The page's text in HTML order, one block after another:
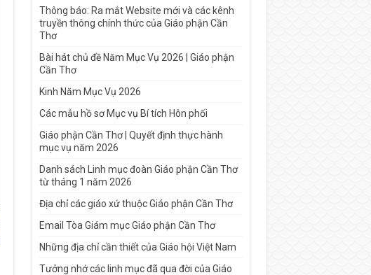
Thông báo: Ra mắt Website mới và các kênh
truyền thông chính thức của Giáo phận Cần
Thơ
Bài hát chủ đề Năm Mục Vụ 2026 | Giáo phận
Cần Thơ
Kinh Năm Mục Vụ 2026
Các mẫu hồ sơ Mục vụ Bí tích Hôn phối
Giáo phận Cần Thơ | Quyết định thực hành
mục vụ năm 2026
Danh sách Linh mục đoàn Giáo phận Cần Thơ
từ tháng 1 năm 2026
Địa chỉ các giáo xứ thuộc Giáo phận Cần Thơ
Email Tòa Giám mục Giáo phận Cần Thơ
Những địa chỉ cần thiết của Giáo hội Việt Nam
Tưởng nhớ các linh mục đã qua đời của Giáo